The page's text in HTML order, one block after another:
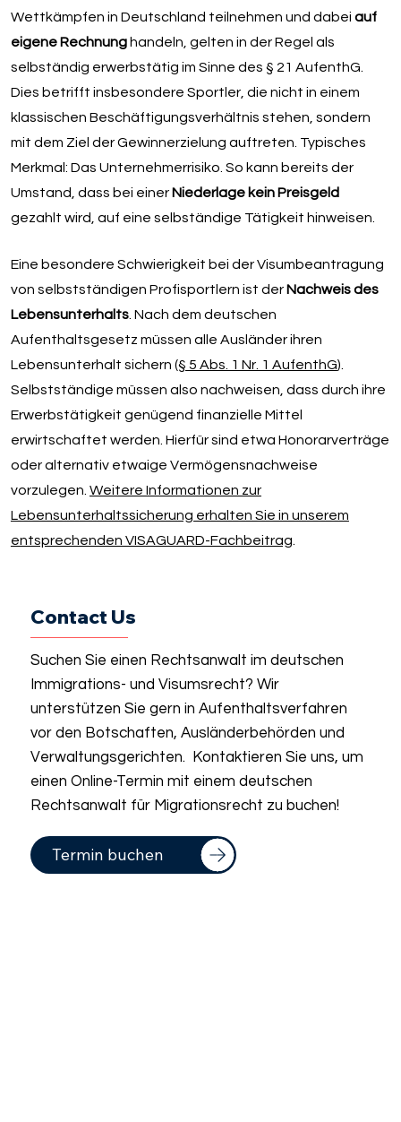
Wettkämpfen in Deutschland teilnehmen und dabei auf
eigene Rechnunghandeln, gelten in der Regel als
selbständig erwerbstätig im Sinne des § 21 AufenthG.
Dies betrifft insbesondere Sportler, die nicht in einem
klassischen Beschäftigungsverhältnis stehen, sondern
mit dem Ziel der Gewinnerzielung auftreten. Typisches
Merkmal: Das Unternehmerrisiko. So kann bereits der
Umstand, dass bei einer Niederlage kein Preisgeld
gezahlt wird, auf eine selbständige Tätigkeit hinweisen.
Eine besondere Schwierigkeit bei der Visumbeantragung
von selbstständigen Profisportlern ist der Nachweis des
Lebensunterhalts. Nach dem deutschen
Aufenthaltsgesetz müssen alle Ausländer ihren
Lebensunterhalt sichern (§ 5 Abs. 1 Nr. 1 AufenthG).
Selbstständige müssen also nachweisen, dass durch ihre
Erwerbstätigkeit genügend finanzielle Mittel
erwirtschaftet werden. Hierfür sind etwa Honorarverträge
oder alternativ etwaige Vermögensnachweise
vorzulegen. Weitere Informationen zur
Lebensunterhaltssicherung erhalten Sie in unserem
entsprechenden VISAGUARD-Fachbeitrag
Contact Us
Suchen Sie einen Rechtsanwalt im deutschen
Immigrations- und Visumsrecht? Wir
unterstützen Sie gern in Aufenthaltsverfahren
vor den Botschaften, Ausländerbehörden und
Verwaltungsgerichten. Kontaktieren Sie uns, um
einen Online-Termin mit einem deutschen
Rechtsanwalt für Migrationsrecht zu buchen!
Termin buchen